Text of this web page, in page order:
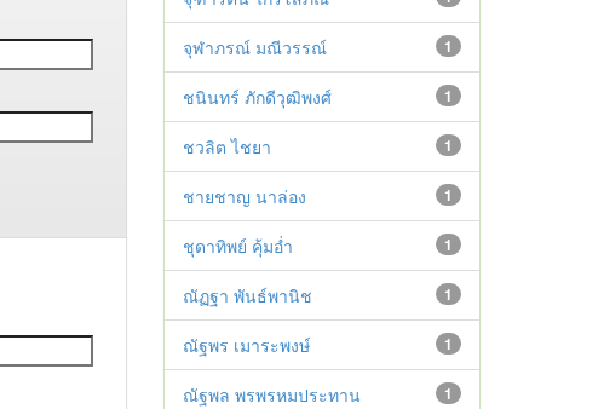
1
จุฬาภรณ์ มณีวรรณ์
1
ชนินทร์ ภักดีวุฒิพงศ์
1
ชวลิต ไชยา
1
ชายชาญ นาล่อง
1
ชุดาทิพย์ คุ้มอ่ำ
1
ณัฏฐา พันธ์พานิช
1
ณัฐพร เมาระพงษ์
1
ณัฐพล พรพรหมประทาน